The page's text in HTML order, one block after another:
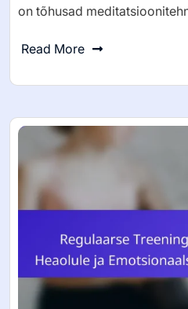
on tõhusad
Read More